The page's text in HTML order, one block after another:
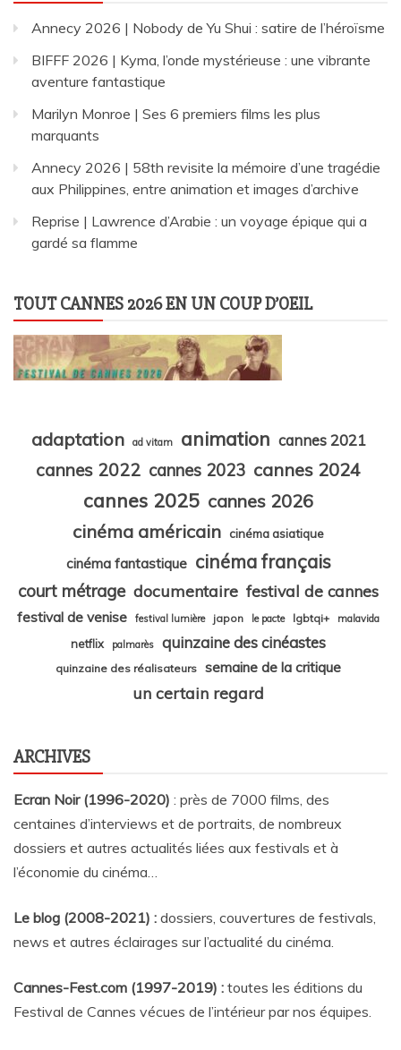
Annecy 2026 | Nobody de Yu Shui : satire de l’héroïsme
BIFFF 2026 | Kyma, l’onde mystérieuse : une vibrante
aventure fantastique
Marilyn Monroe | Ses 6 premiers films les plus
marquants
Annecy 2026 | 58th revisite la mémoire d’une tragédie
aux Philippines, entre animation et images d’archive
Reprise | Lawrence d’Arabie : un voyage épique qui a
gardé sa flamme
TOUT CANNES 2026 EN UN COUP D’OEIL
adaptation ad vitam animation cannes 2021
cannes 2022 cannes 2023 cannes 2024
cannes 2025 cannes 2026
cinéma américain
cinéma asiatique
cinéma fantastique cinéma français
court métrage documentaire festival de cannes
festival de venise festival lumière japon le pacte lgbtqi+ malavida
netflix palmarès quinzaine des cinéastes
quinzaine des réalisateurs semaine de la critique
un certain regard
ARCHIVES
Ecran Noir (1996-2020) : près de 7000 films, des
centaines d’interviews et de portraits, de nombreux
dossiers et autres actualités liées aux festivals et à
l’économie du cinéma…
Le blog (2008-2021) : dossiers, couvertures de festivals,
news et autres éclairages sur l’actualité du cinéma
Cannes-Fest.com (1997-2019) : toutes les éditions du
Festival de Cannes vécues de l’intérieur par nos équipes.